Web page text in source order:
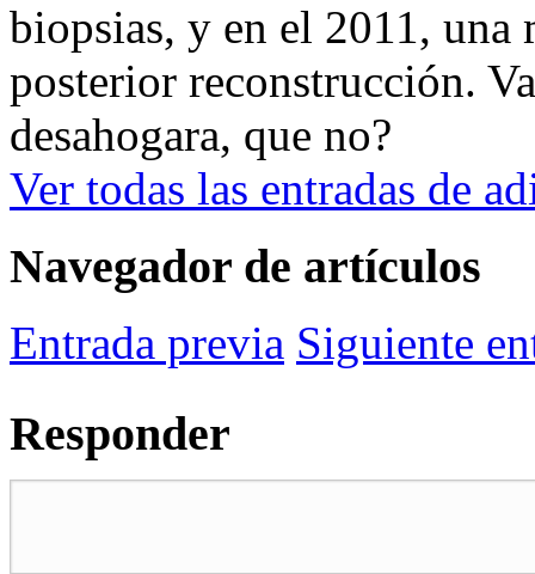
biopsias, y en el 2011, una
posterior reconstrucción.
desahogara, que no?
Ver todas las entradas de
Navegador de artículos
Entrada previa Siguiente
Responder